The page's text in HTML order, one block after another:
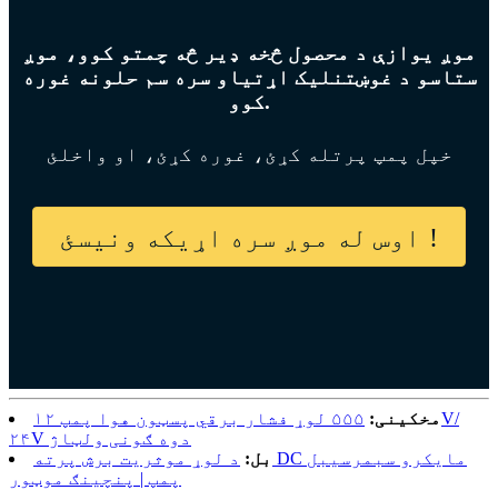
موږ یوازې د محصول څخه ډیر څه چمتو کوو، موږ
ستاسو د غوښتنلیک اړتیاو سره سم حلونه غوره
کوو.
خپل پمپ پرتله کړئ، غوره کړئ، او واخلئ
اوس له موږ سره اړیکه ونیسئ!
مخکینی:
۵۵۵ لوړ فشار برقي پسټون هوا پمپ ۱۲V/
۲۴V دوه ګونی ولټاژ
بل: د لوړ موثریت برش پرته DC مایکرو سبمرسیبل
پمپ | پنچینګ موټور